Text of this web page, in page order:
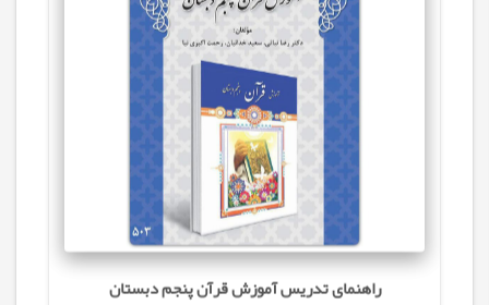
راهنمای تدریس آموزش قرآن پنجم دبستان